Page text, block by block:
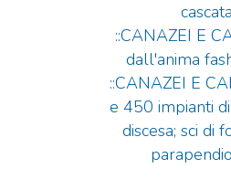
::CANAZEI E
dall'anima
::CANAZEI E
e 450 impianti
discesa; sci di